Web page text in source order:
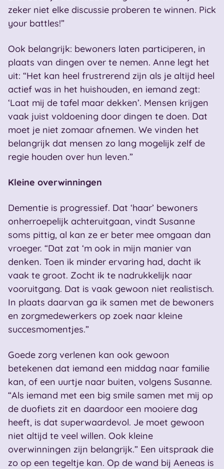
zeker niet elke discussie proberen te winnen. Pick
your battles!”
Ook belangrijk: bewoners laten participeren, in
plaats van dingen over te nemen. Anne legt het
uit: “Het kan heel frustrerend zijn als je altijd heel
actief was in het huishouden, en iemand zegt:
‘Laat mij de tafel maar dekken’. Mensen krijgen
vaak juist voldoening door dingen te doen. Dat
moet je niet zomaar afnemen. We vinden het
belangrijk dat mensen zo lang mogelijk zelf de
regie houden over hun leven.”
Kleine overwinningen
Dementie is progressief. Dat ‘haar’ bewoners
onherroepelijk achteruitgaan, vindt Susanne
soms pittig, al kan ze er beter mee omgaan dan
vroeger. “Dat zat ‘m ook in mijn manier van
denken. Toen ik minder ervaring had, dacht ik
vaak te groot. Zocht ik te nadrukkelijk naar
vooruitgang. Dat is vaak gewoon niet realistisch.
In plaats daarvan ga ik samen met de bewoners
en zorgmedewerkers op zoek naar kleine
succesmomentjes.”
Goede zorg verlenen kan ook gewoon
betekenen dat iemand een middag naar familie
kan, of een uurtje naar buiten, volgens Susanne.
“Als iemand met een big smile samen met mij op
de duofiets zit en daardoor een mooiere dag
heeft, is dat superwaardevol. Je moet gewoon
niet altijd te veel willen. Ook kleine
overwinningen zijn belangrijk.” Een uitspraak die
zo op een tegeltje kan. Op de wand bij Aeneas is